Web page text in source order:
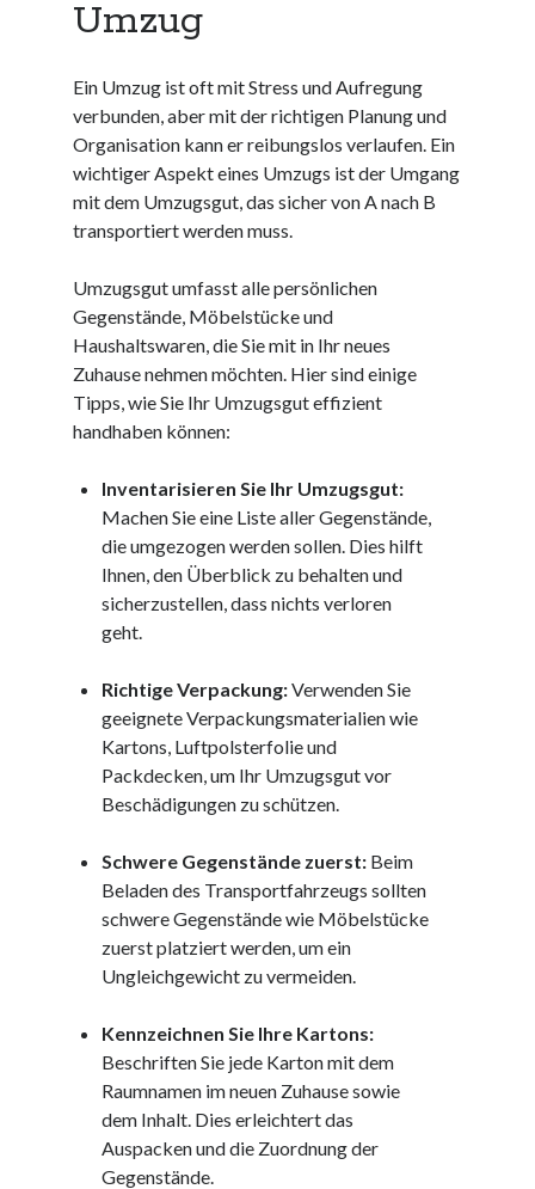
August 2026
Juni 2026
Mai 2026
April 2026
März 2026
Februar 2026
Januar 2026
November 2025
Oktober 2025
September 2025
August 2025
Juli 2025
Juni 2025
April 2025
März 2025
Februar 2025
Januar 2025
Dezember 2024
November 2024
September 2024
August 2024
Juni 2024
März 2024
Februar 2024
Januar 2024
Dezember 2023
November 2023
Kategorien
barrierefreie website
din 18040
Umzug
Ein Umzug ist oft mit Stress und Aufregung
verbunden, aber mit der richtigen Planung und
Organisation kann er reibungslos verlaufen. Ein
wichtiger Aspekt eines Umzugs ist der Umgang
mit dem Umzugsgut, das sicher von A nach B
transportiert werden muss.
Umzugsgut umfasst alle persönlichen
Gegenstände, Möbelstücke und
Haushaltswaren, die Sie mit in Ihr neues
Zuhause nehmen möchten. Hier sind einige
Tipps, wie Sie Ihr Umzugsgut effizient
handhaben können:
Inventarisieren Sie Ihr Umzugsgut:
Machen Sie eine Liste aller Gegenstände,
die umgezogen werden sollen. Dies hilft
Ihnen, den Überblick zu behalten und
sicherzustellen, dass nichts verloren
geht.
Richtige Verpackung:Verwenden Sie
geeignete Verpackungsmaterialien wie
Kartons, Luftpolsterfolie und
Packdecken, um Ihr Umzugsgut vor
Beschädigungen zu schützen.
Schwere Gegenstände zuerst: Beim
Beladen des Transportfahrzeugs sollten
schwere Gegenstände wie Möbelstücke
zuerst platziert werden, um ein
Ungleichgewicht zu vermeiden.
Kennzeichnen Sie Ihre Kartons:
Beschriften Sie jede Karton mit dem
Raumnamen im neuen Zuhause sowie
dem Inhalt. Dies erleichtert das
Auspacken und die Zuordnung der
Gegenstände.